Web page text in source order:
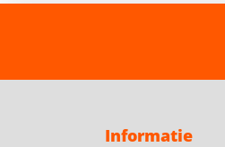
Informatie